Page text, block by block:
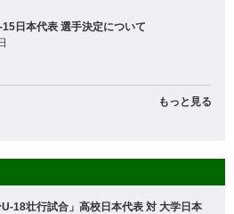
日本代表 選手決定について
もっと見る
U-18壮行試合」高校日本代表 対 大学日本